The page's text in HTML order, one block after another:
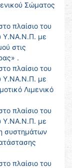
Σώματος
πλαίσιο του
Υ.ΝΑ.Ν.Π. με
στις
.
πλαίσιο του
Υ.ΝΑ.Ν.Π. με
Λιμενικό
πλαίσιο του
Υ.ΝΑ.Ν.Π. με
συστημάτων
πλαίσιο του